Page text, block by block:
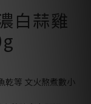
白蒜雞
乾等 文火熬煮數小